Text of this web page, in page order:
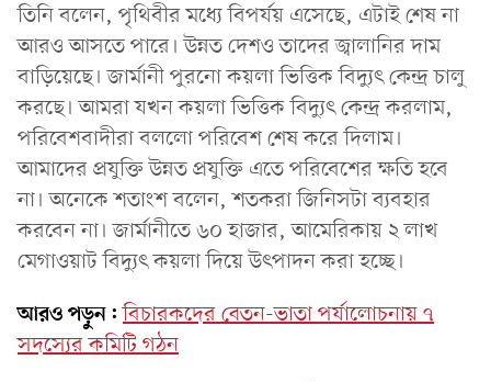
তিনি বলেন, পৃথিবীর মধ্যে বিপর্যয় এসেছে, এটাই শেষ না
আরও আসতে পারে। উন্নত দেশও তাদের জ্বালানির দাম
বাড়িয়েছে। জার্মানী পুরনো কয়লা ভিত্তিক বিদ্যুৎ কেন্দ্র চালু
করছে। আমরা যখন কয়লা ভিত্তিক বিদ্যুৎ কেন্দ্র করলাম,
পরিবেশবাদীরা বললো পরিবেশ শেষ করে দিলাম।
আমাদের প্রযুক্তি উন্নত প্রযুক্তি এতে পরিবেশের ক্ষতি হবে
না। অনেকে শতাংশ বলেন, শতকরা জিনিসটা ব্যবহার
করবেন না। জার্মানীতে ৬০ হাজার, আমেরিকায় ২ লাখ
মেগাওয়াট বিদ্যুৎ কয়লা দিয়ে উৎপাদন করা হচ্ছে।
আরও পড়ুন: বিচারকদের বেতন-ভাতা পর্যালোচনায় ৭
সদস্যের কমিটি গঠন